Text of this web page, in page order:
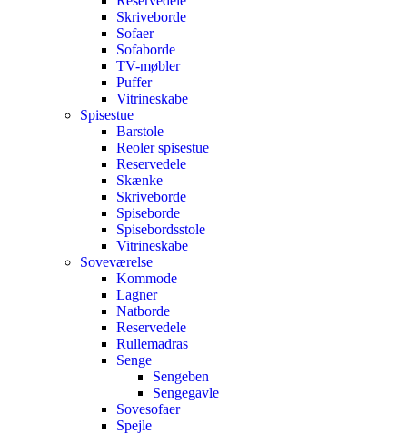
Skriveborde
Sofaer
Sofaborde
TV-møbler
Puffer
Vitrineskabe
Spisestue
Barstole
Reoler spisestue
Reservedele
Skænke
Skriveborde
Spiseborde
Spisebordsstole
Vitrineskabe
Soveværelse
Kommode
Lagner
Natborde
Reservedele
Rullemadras
Senge
Sengeben
Sengegavle
Sovesofaer
Spejle